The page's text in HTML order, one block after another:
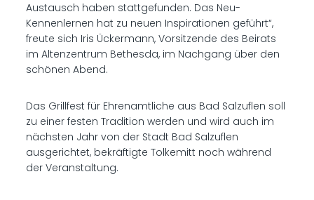
Austausch haben stattgefunden. Das Neu-
Kennenlernen hat zu neuen Inspirationen geführt“,
freute sich Iris Ückermann, Vorsitzende des Beirats
im Altenzentrum Bethesda, im Nachgang über den
schönen Abend.
Das Grillfest für Ehrenamtliche aus Bad Salzuflen soll
zu einer festen Tradition werden und wird auch im
nächsten Jahr von der Stadt Bad Salzuflen
ausgerichtet, bekräftigte Tolkemitt noch während
der Veranstaltung.